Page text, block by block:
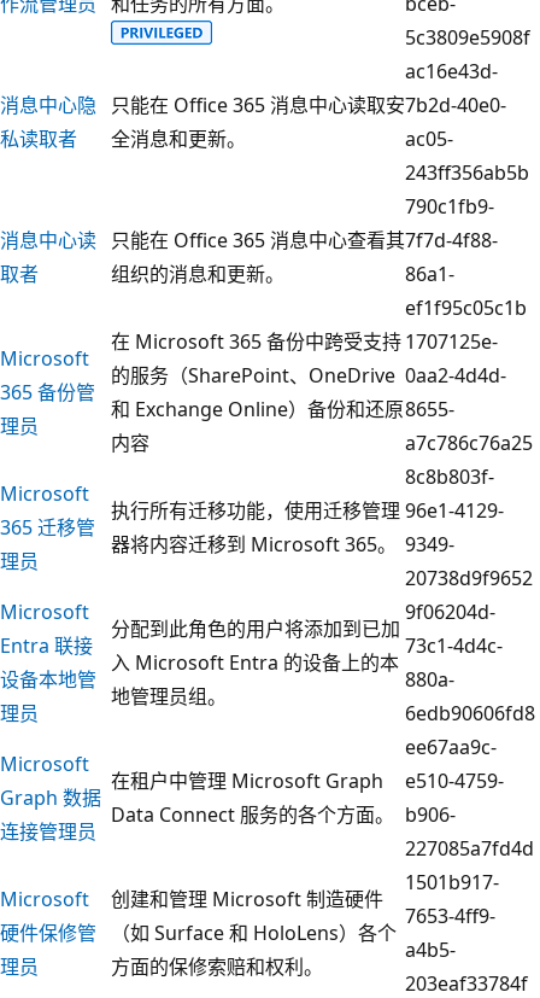
5c3809e5908f
消息中心隐
私读取者
只能在 Office 365 消息中心读取安
全消息和更新。
ac16e43d-
7b2d-40e0-
ac05-
243ff356ab5b
消息中心读
取者
只能在 Office 365 消息中心查看其
组织的消息和更新。
790c1fb9-
7f7d-4f88-
86a1-
ef1f95c05c1b
Microsoft
365 备份管
理员
在 Microsoft 365 备份中跨受支持
的服务（SharePoint、OneDrive
和 Exchange Online）备份和还原
内容
1707125e-
0aa2-4d4d-
8655-
a7c786c76a25
Microsoft
365 迁移管
理员
执行所有迁移功能，使用迁移管理
器将内容迁移到 Microsoft 365。
8c8b803f-
96e1-4129-
9349-
20738d9f9652
Microsoft
Entra 联接
设备本地管
理员
分配到此角色的用户将添加到已加
入 Microsoft Entra 的设备上的本
地管理员组。
9f06204d-
73c1-4d4c-
880a-
6edb90606fd8
Microsoft
Graph 数据
连接管理员
在租户中管理 Microsoft Graph
Data Connect 服务的各个方面。
ee67aa9c-
e510-4759-
b906-
227085a7fd4d
Microsoft
硬件保修管
理员
创建和管理 Microsoft 制造硬件
（如 Surface 和 HoloLens）各个
方面的保修索赔和权利。
1501b917-
7653-4ff9-
a4b5-
203eaf33784f